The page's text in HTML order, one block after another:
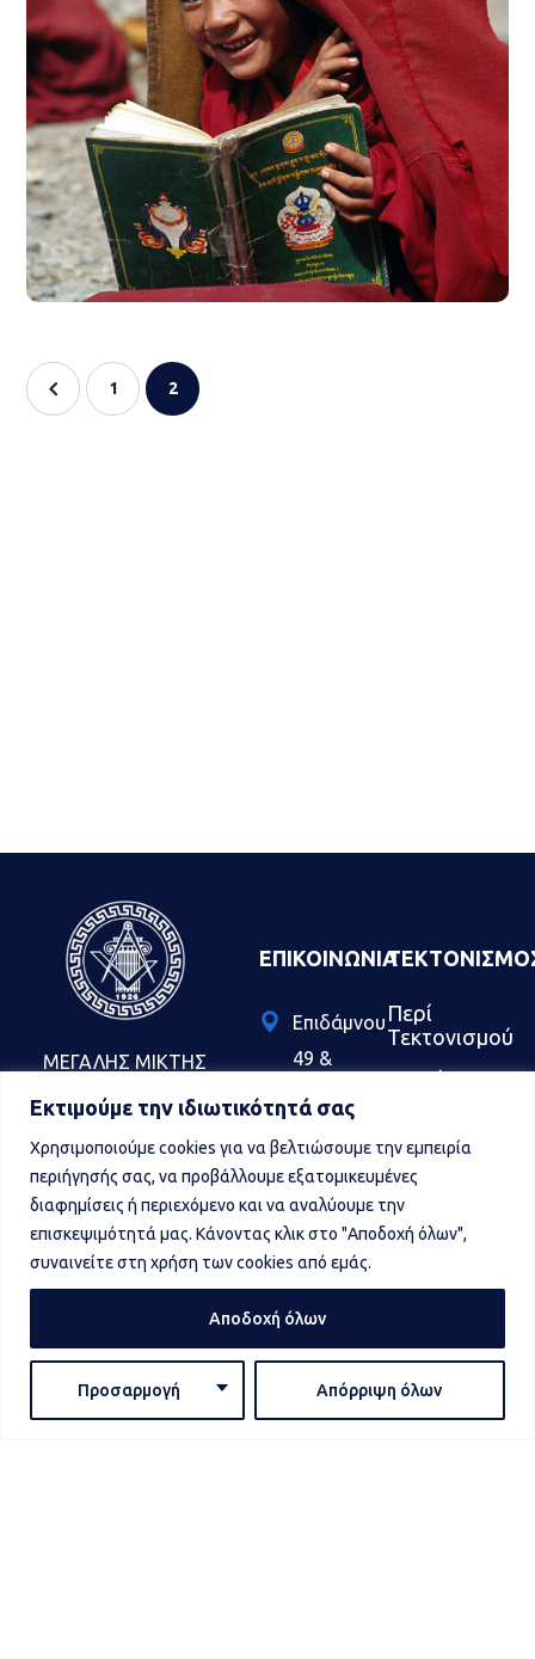
Εκτιμούμε την ιδιωτικότητά σας
Χρησιμοποιούμε cookies για να βελτιώσουμε την εμπειρία
περιήγησής σας, να προβάλλουμε εξατομικευμένες
διαφημίσεις ή περιεχόμενο και να αναλύουμε την
επισκεψιμότητά μας. Κάνοντας κλικ στο "Αποδοχή όλων",
συναινείτε στη χρήση των cookies από εμάς.
Προσαρμογή Απόρριψη όλων
Αποδοχή όλων
School in Zimbabve
#EDUCATION
1 2
ΜΕΓΑΛΗΣ ΜΙΚΤΗΣ
ΣΤΟΑΣ ΤΗΣ
του Αρχαίου και
Αποδεδεγμένου
Σκωτικού Τύπου
η οποία τελεί υπό την
αιγίδα του Διεθνούς
Τεκτονικού Τάγματος
“ΔΕΛΦΟΙ”
και εργάζεται εις
ΕΠΙΚΟΙΝΩΝΊΑ
Επιδάμνου
49 &
Σκιάθου,
Αθήνα
contact@mmste.gr
(+30)
(+30)
Περί
Τεκτονισμού
Συχνές
Διαδικασία
Εισδοχής